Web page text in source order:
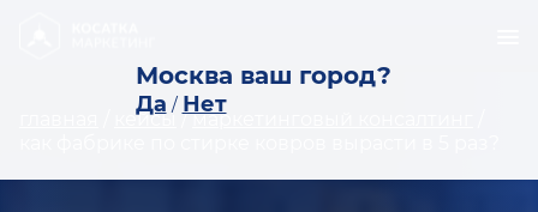
Москва ваш город?
Да / Нет
кейсы /маркетинговый консалтинг